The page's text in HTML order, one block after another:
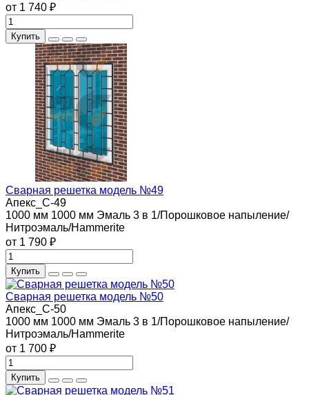
от 1 740 ₽
Купить
Сварная решетка модель №49
Апекс_С-49
1000 мм 1000 мм Эмаль 3 в 1/Порошковое напыление/
Нитроэмаль/Hammerite
от 1 790 ₽
Купить
Сварная решетка модель №50
Апекс_С-50
1000 мм 1000 мм Эмаль 3 в 1/Порошковое напыление/
Нитроэмаль/Hammerite
от 1 700 ₽
Купить